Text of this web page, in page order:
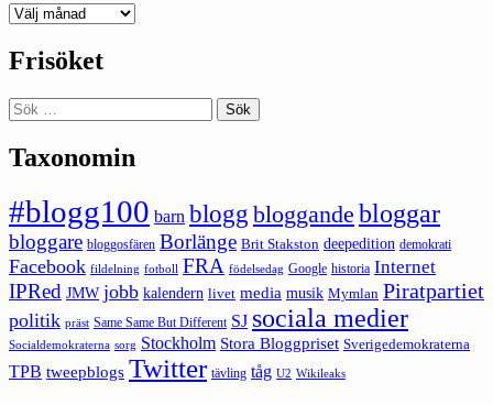
Deepedition
Frisöket
Sök
efter:
Taxonomin
#blogg100 barn blogg bloggande bloggar
bloggare bloggosfären Borlänge Brit Stakston deepedition demokrati
Facebook fildelning fotboll FRA födelsedag Google historia Internet
IPRed JMW jobb kalendern livet media musik Mymlan Piratpartiet
politik präst Same Same But Different SJ sociala medier
Socialdemokraterna sorg Stockholm Stora Bloggpriset Sverigedemokraterna
TPB tweepblogs Twitter tävling tåg U2 Wikileaks